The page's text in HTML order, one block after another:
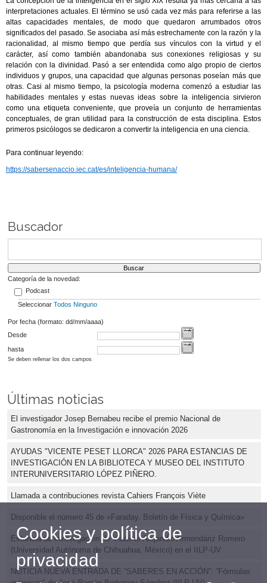
interpretaciones actuales. El término se usó cada vez más para referirse a las
altas capacidades mentales, de modo que quedaron arrumbados otros
significados del pasado. Se asociaba así más estrechamente con la razón y la
racionalidad, al mismo tiempo que perdía sus vínculos con la virtud y el
carácter, así como también abandonaba sus conexiones religiosas y su
relación con la divinidad. Pasó a ser entendida como algo propio de ciertos
individuos y grupos, una capacidad que algunas personas poseían más que
otras. Casi al mismo tiempo, la psicología moderna comenzó a estudiar las
habilidades mentales y estas nuevas ideas sobre la inteligencia sirvieron
como una etiqueta conveniente, que proveía un conjunto de herramientas
conceptuales, de gran utilidad para la construcción de esta disciplina. Estos
primeros psicólogos se dedicaron a convertir la inteligencia en una ciencia.
Para continuar leyendo:
https://sabersenaccio.iec.cat/es/inteligencia-humana/
Buscador
Categoría de la novedad:
Podcast
Seleccionar Todos Ninguno
Por fecha (formato: dd/mm/aaaa)
Desde
hasta
Se deben rellenar los dos campos
Últimas noticias
El investigador Josep Bernabeu recibe el premio Nacional de
Gastronomía en la Investigación e innovación 2026
AYUDAS "VICENTE PESET LLORCA" 2026 PARA ESTANCIAS DE
INVESTIGACIÓN EN LA BIBLIOTECA Y MUSEO DEL INSTITUTO
INTERUNIVERSITARIO LÓPEZ PIÑERO.
Llamada a contribuciones revista Cahiers François Viète
Disponible el número 45 de «Faraday. Boletín de Física y Química»
Estancia de investigación de Vladimir Alejandro Armendáriz Romero
(Universidad Autónoma de Chihuahua, México) en el IILP-UV
NOTICIA NUEVA ENTRADA DE “SABERES EN ACCIÓN”: ”Fórmulas
Cookies y política de
privacidad